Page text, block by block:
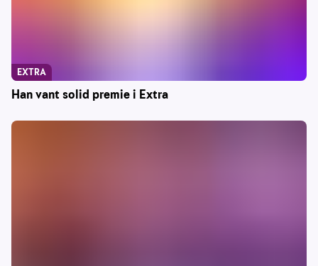
Han vant solid premie i Extra
EXTRA